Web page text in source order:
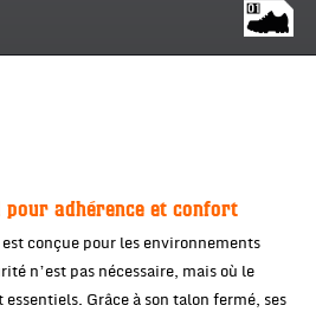
pour adhérence et confort
conçue pour les environnements
n’est pas nécessaire, mais où le
Grâce à son talon fermé, ses